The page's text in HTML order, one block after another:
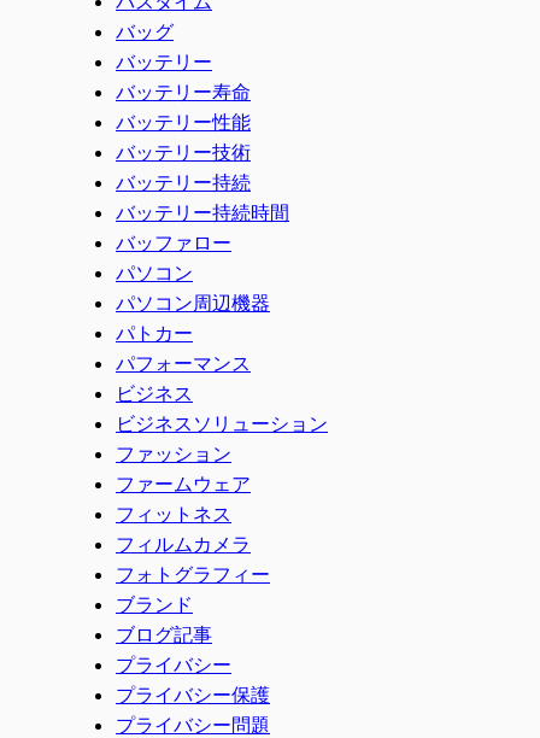
バッグ
バッテリー
バッテリー寿命
バッテリー性能
バッテリー技術
バッテリー持続
バッテリー持続時間
バッファロー
パソコン
パソコン周辺機器
パトカー
パフォーマンス
ビジネス
ビジネスソリューション
ファッション
ファームウェア
フィットネス
フィルムカメラ
フォトグラフィー
ブランド
ブログ記事
プライバシー
プライバシー保護
プライバシー問題